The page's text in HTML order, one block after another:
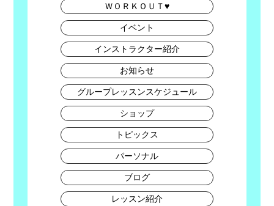
ＷＯＲＫＯＵＴ♥
イベント
インストラクター紹介
お知らせ
グループレッスンスケジュール
ショップ
トピックス
パーソナル
ブログ
レッスン紹介